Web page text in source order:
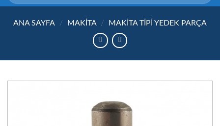
ANA SAYFA / MAKITA / MAKITA TIPI YEDEK PARÇA